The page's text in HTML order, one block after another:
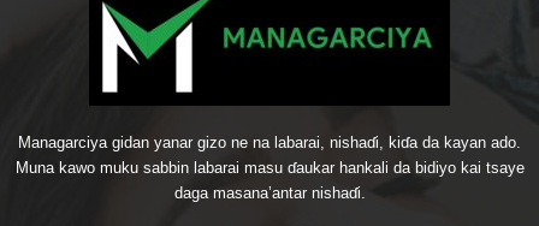
Managarciya gidan yanar gizo ne na labarai, nishaɗi, kiɗa da kayan ado.
Muna kawo muku sabbin labarai masu ɗaukar hankali da bidiyo kai tsaye
daga masana’antar nishaɗi.